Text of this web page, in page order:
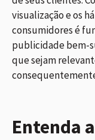
visualização e os
consumidores é
publicidade bem-
que sejam
Entenda